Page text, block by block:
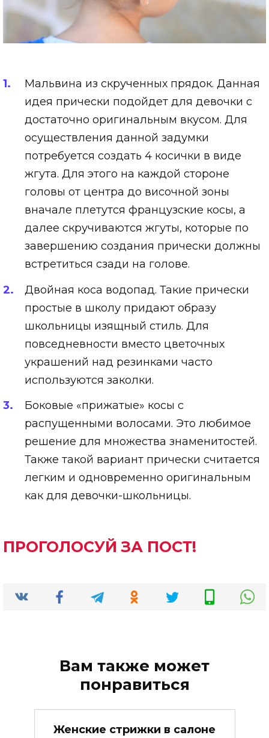
Мальвина из скрученных прядок. Данная
идея прически подойдет для девочки с
достаточно оригинальным вкусом. Для
осуществления данной задумки
потребуется создать 4 косички в виде
жгута. Для этого на каждой стороне
головы от центра до височной зоны
вначале плетутся французские косы, а
далее скручиваются жгуты, которые по
завершению создания прически должны
встретиться сзади на голове.
Двойная коса водопад. Такие прически
простые в школу придают образу
школьницы изящный стиль. Для
повседневности вместо цветочных
украшений над резинками часто
используются заколки.
Боковые «прижатые» косы с
распущенными волосами. Это любимое
решение для множества знаменитостей.
Также такой вариант прически считается
легким и одновременно оригинальным
как для девочки-школьницы.
ПРОГОЛОСУЙ ЗА ПОСТ!
Вам также может
понравиться
Женские стрижки в салоне